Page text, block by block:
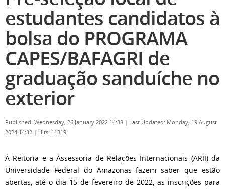
estudantes candidatos à
bolsa do PROGRAMA
CAPES/BAFAGRI de
graduação sanduíche no
exterior
Published: Wednesday, 26 January 2022 14:38 | Last Updated: Monday, 19 August
2024 14:32 | Hits: 11319
A Reitoria e a Assessoria de Relações Internacionais (ARII) da
Universidade Federal do Amazonas fazem saber que estão
abertas, até o dia 15 de fevereiro de 2022, as inscrições para